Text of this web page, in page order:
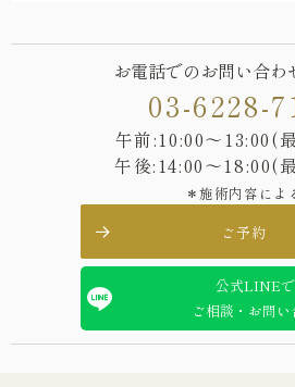
お電話でのお問い合わ
03-6228-
午前:10:00〜13:00(
午後:14:00〜18:00(
＊施術内容によ
ご予約
公式LINE
ご相談・お問い